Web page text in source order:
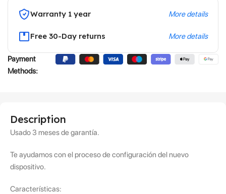
Warranty 1 year More details
Free 30-Day returns More details
Payment
Methods:
Description
Usado 3 meses de garantía.
Te ayudamos con el proceso de configuración del nuevo
dispositivo.
Características: